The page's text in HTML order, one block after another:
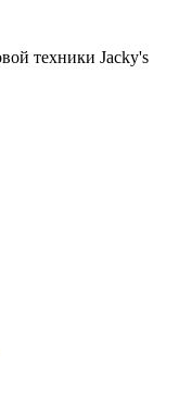
техники Jacky's